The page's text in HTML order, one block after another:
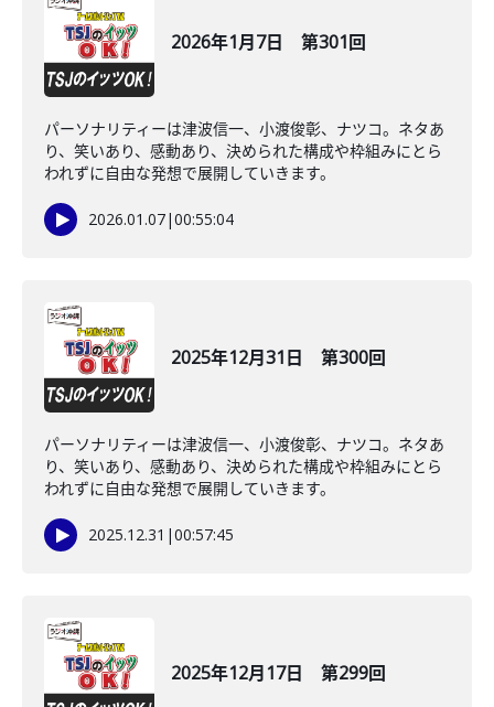
2026年1月7日 第301回
パーソナリティーは津波信一、小渡俊彰、ナツコ。ネタあ
り、笑いあり、感動あり、決められた構成や枠組みにとら
われずに自由な発想で展開していきます。
2026.01.07|00:55:04
2025年12月31日 第300回
パーソナリティーは津波信一、小渡俊彰、ナツコ。ネタあ
り、笑いあり、感動あり、決められた構成や枠組みにとら
われずに自由な発想で展開していきます。
2025.12.31 |00:57:45
2025年12月17日 第299回